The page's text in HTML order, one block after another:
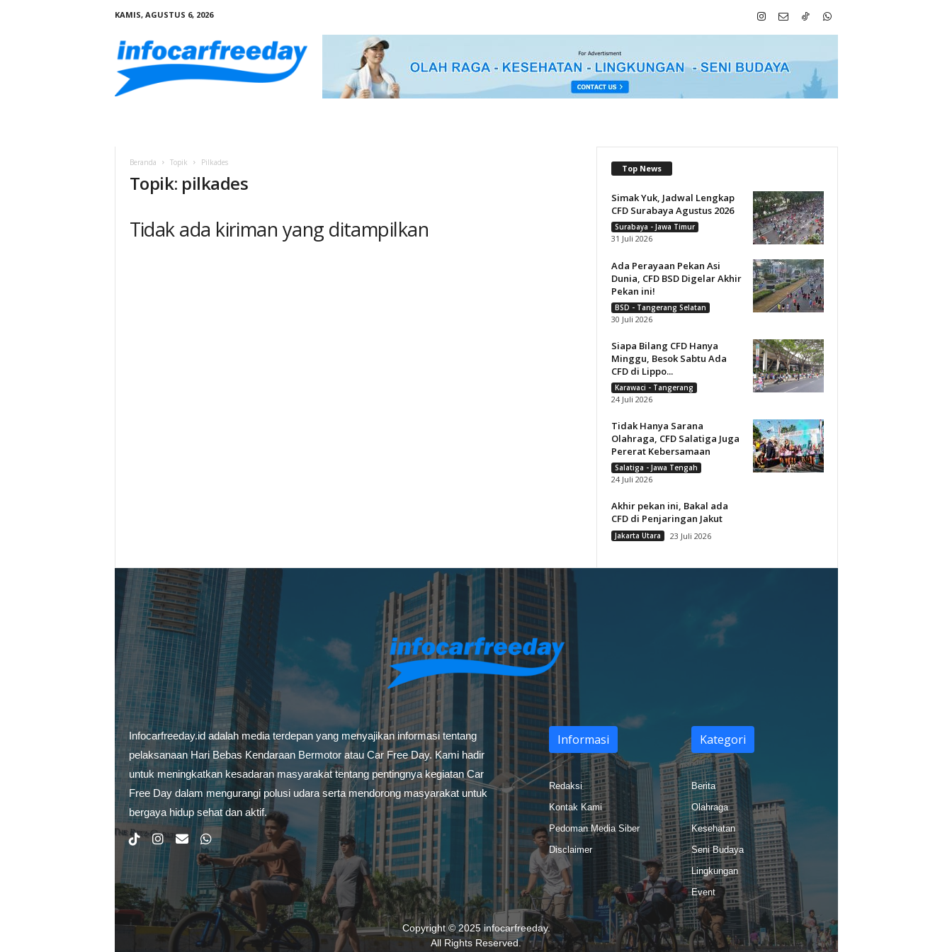
KAMIS, AGUSTUS 6, 2026
n
C
Beranda Topik Pilkades
Topik: pilkades
Tidak ada kiriman yang ditampilkan
Top News
Simak Yuk, Jadwal Lengkap
CFD Surabaya Agustus 2026
Surabaya - Jawa Timur
31 Juli 2026
Ada Perayaan Pekan Asi
Dunia, CFD BSD Digelar Akhir
Pekan ini!
BSD - Tangerang Selatan
30 Juli 2026
Siapa Bilang CFD Hanya
Minggu, Besok Sabtu Ada
CFD di Lippo...
Karawaci - Tangerang
24 Juli 2026
Tidak Hanya Sarana
Olahraga, CFD Salatiga Juga
Pererat Kebersamaan
Salatiga - Jawa Tengah
24 Juli 2026
Akhir pekan ini, Bakal ada
CFD di Penjaringan Jakut
Jakarta Utara 23 Juli 2026
Infocarfreeday.id adalah media terdepan yang menyajikan informasi tentang
pelaksanaan Hari Bebas Kendaraan Bermotor atau Car Free Day. Kami hadir
untuk meningkatkan kesadaran masyarakat tentang pentingnya kegiatan Car
Free Day dalam mengurangi polusi udara serta mendorong masyarakat untuk
bergaya hidup sehat dan aktif.
Informasi
Redaksi
Kontak Kami
Pedoman Media Siber
Disclaimer
Kategori
Berita
Olahraga
Kesehatan
Seni Budaya
Lingkungan
Event
Copyright © 2025infocarfreeday.
All Rights Reserved.